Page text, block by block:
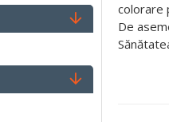
colorare
De